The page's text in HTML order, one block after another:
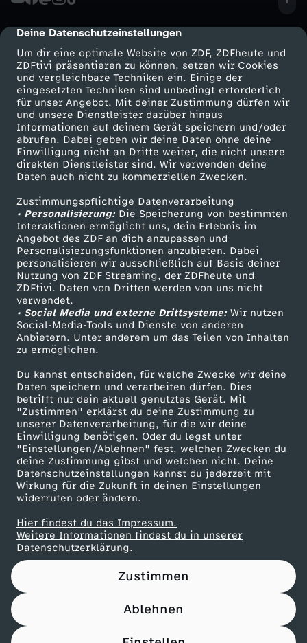
cmp-dialog-description
Deine Datenschutzeinstellungen
Um dir eine optimale Website von ZDF, ZDFheute und
ZDFtivi präsentieren zu können, setzen wir Cookies
und vergleichbare Techniken ein. Einige der
eingesetzten Techniken sind unbedingt erforderlich
für unser Angebot. Mit deiner Zustimmung dürfen wir
und unsere Dienstleister darüber hinaus
Informationen auf deinem Gerät speichern und/oder
abrufen. Dabei geben wir deine Daten ohne deine
Einwilligung nicht an Dritte weiter, die nicht unsere
direkten Dienstleister sind. Wir verwenden deine
Daten auch nicht zu kommerziellen Zwecken.
Zustimmungspflichtige Datenverarbeitung
• Personalisierung:Die Speicherung von bestimmten
Interaktionen ermöglicht uns, dein Erlebnis im
Angebot des ZDF an dich anzupassen und
Personalisierungsfunktionen anzubieten. Dabei
personalisieren wir ausschließlich auf Basis deiner
Nutzung von ZDF Streaming, der ZDFheute und
ZDFtivi. Daten von Dritten werden von uns nicht
verwendet.
• Social Media und externe Drittsysteme:Wir nutzen
Social-Media-Tools und Dienste von anderen
Anbietern. Unter anderem um das Teilen von Inhalten
zu ermöglichen.
Du kannst entscheiden, für welche Zwecke wir deine
Daten speichern und verarbeiten dürfen. Dies
betrifft nur dein aktuell genutztes Gerät. Mit
"Zustimmen" erklärst du deine Zustimmung zu
unserer Datenverarbeitung, für die wir deine
Einwilligung benötigen. Oder du legst unter
"Einstellungen/Ablehnen" fest, welchen Zwecken du
deine Zustimmung gibst und welchen nicht. Deine
Datenschutzeinstellungen kannst du jederzeit mit
Wirkung für die Zukunft in deinen Einstellungen
widerrufen oder ändern.
Hier findest du das Impressum.
Weitere Informationen findest du in unserer
Datenschutzerklärung.
Zustimmen
Ablehnen
n
-
V
o
m
K
l
i
m
a
r
e
t
t
e
r
z
Mehr ZDF
ZDF-Apps
Smart TV
ZDFtext
Livestreams
Sendungen A-Z
TV-Programm
Service
ZDFmitreden
Kontakt zum ZDF
Tickets
Zuschauerservice
Hilfe
ZDF Unternehmen
Karriere
ZDF goes Schule
Werbefernsehen
Mainzelmännchen
Partner
Nutzungsbedingungen
Impressum